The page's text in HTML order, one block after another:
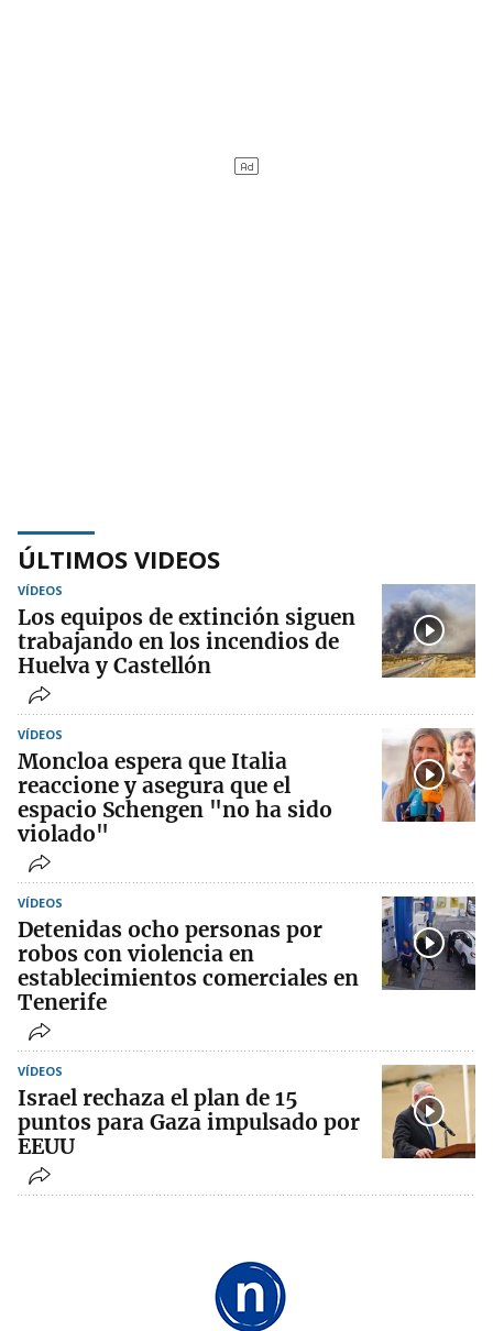
ÚLTIMOS VIDEOS
VÍDEOS
Los equipos de extinción siguen
trabajando en los incendios de
Huelva y Castellón
VÍDEOS
Moncloa espera que Italia
reaccione y asegura que el
espacio Schengen "no ha sido
violado"
VÍDEOS
Detenidas ocho personas por
robos con violencia en
establecimientos comerciales en
Tenerife
VÍDEOS
Israel rechaza el plan de 15
puntos para Gaza impulsado por
EEUU